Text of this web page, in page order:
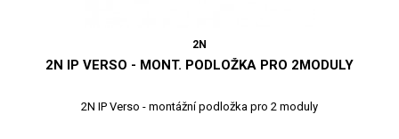
2N
2N IP VERSO - MONT. PODLOŽKA PRO 2MODULY
2N IP Verso - montážní podložka pro 2 moduly